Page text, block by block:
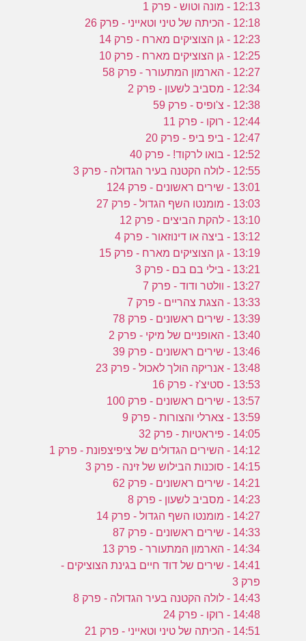
12:13 - מונה וטוש - פרק 1
12:18 - הכיתה של טיני וטאייני - פרק 26
12:23 - גן הצוציקים מארח - פרק 14
12:25 - גן הצוציקים מארח - פרק 10
12:27 - הארמון המתעורר - פרק 58
12:34 - מסביב לשעון - פרק 2
12:38 - צ'ופיס - פרק 59
12:44 - רוקו - פרק 11
12:47 - ביפ ביפ - פרק 20
12:52 - בואו לרקוד! - פרק 40
12:55 - לולה הקטנה בעיר הגדולה - פרק 3
13:01 - שירים ראשונים - פרק 124
13:03 - מומנטו השף הגדול - פרק 27
13:10 - להקת הביצים - פרק 12
13:12 - ביצה או דינוזאור - פרק 4
13:19 - גן הצוציקים מארח - פרק 15
13:21 - בילי בם בם - פרק 3
13:27 - וולטר ודוד - פרק 7
13:33 - הצגת צהריים - פרק 7
13:39 - שירים ראשונים - פרק 78
13:40 - האופניים של מיקי - פרק 2
13:46 - שירים ראשונים - פרק 39
13:48 - אנריקה הולך לאכול - פרק 23
13:53 - סטיצ'ז - פרק 16
13:57 - שירים ראשונים - פרק 100
13:59 - צארלי והצורות - פרק 9
14:05 - פיראטיות - פרק 32
14:12 - השירים הגדולים של ציפיצפונת - פרק 1
14:15 - סוכנות הבילוש של זינה - פרק 3
14:21 - שירים ראשונים - פרק 62
14:23 - מסביב לשעון - פרק 8
14:27 - מומנטו השף הגדול - פרק 14
14:33 - שירים ראשונים - פרק 87
14:34 - הארמון המתעורר - פרק 13
14:41 - שירים של דוד חיים בגינת הצוציקים -
פרק 3
14:43 - לולה הקטנה בעיר הגדולה - פרק 8
14:48 - רוקו - פרק 24
14:51 - הכיתה של טיני וטאייני - פרק 21